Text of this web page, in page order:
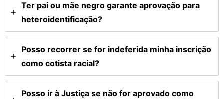
Ter pai ou mãe negro garante aprovação para
heteroidentificação?
Posso recorrer se for indeferida minha inscrição
como cotista racial?
Posso ir à Justiça se não for aprovado como